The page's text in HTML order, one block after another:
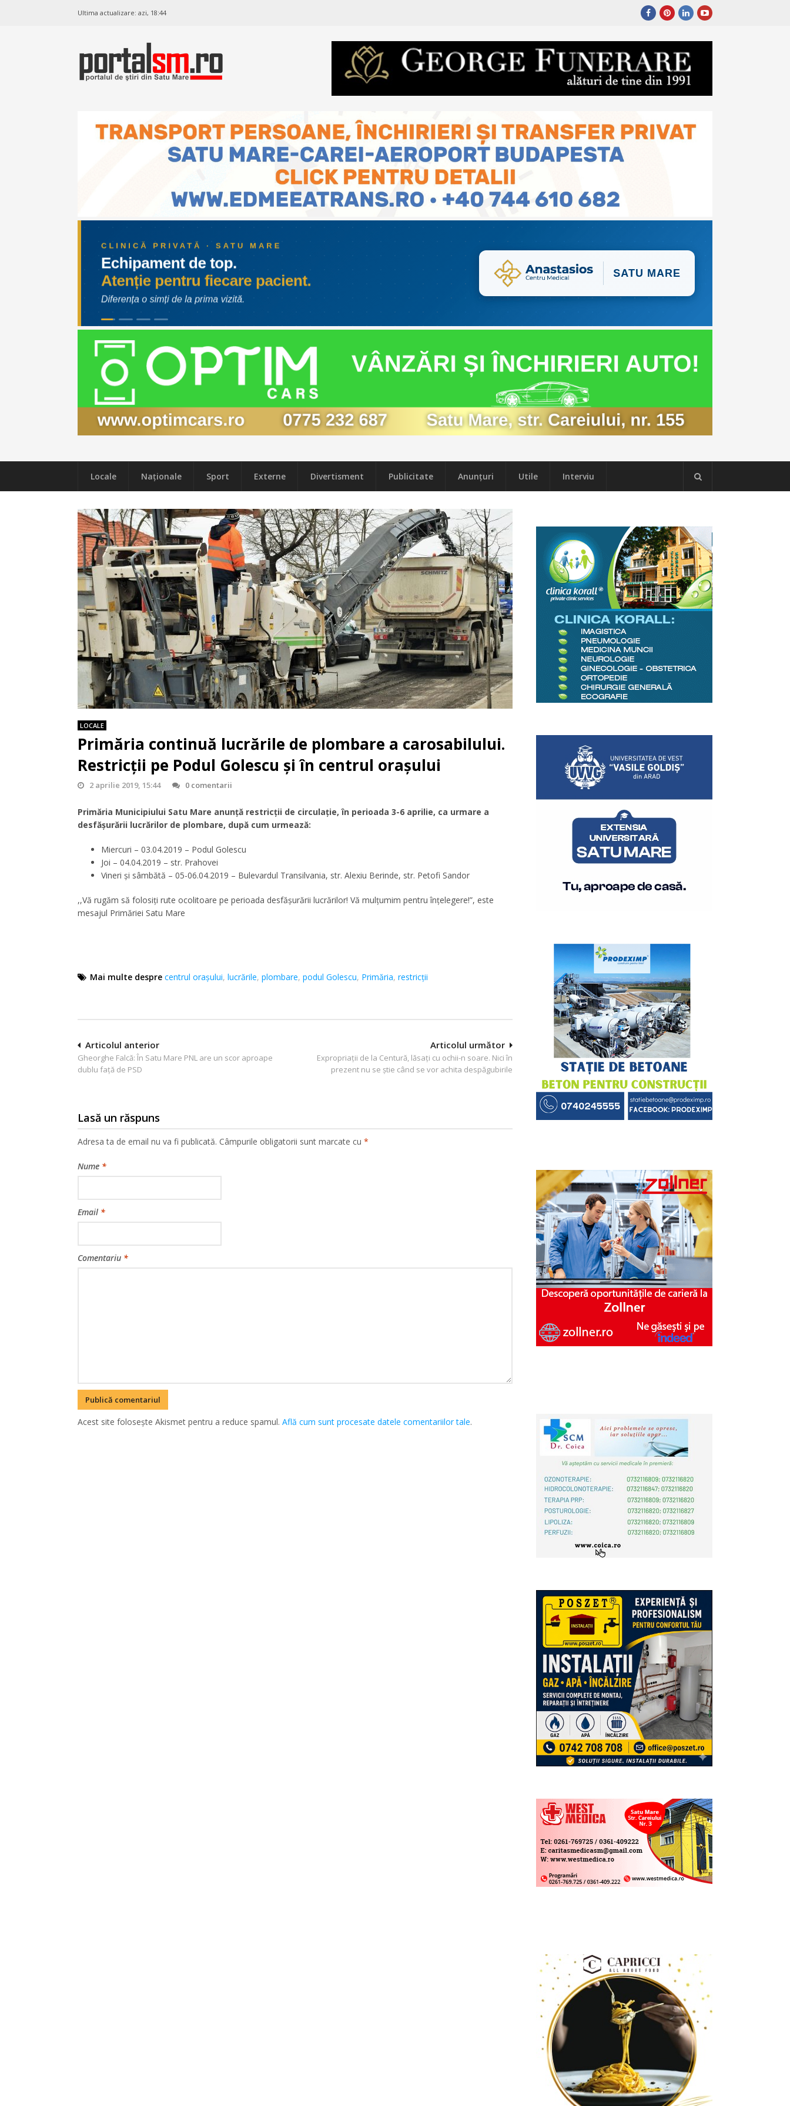
Ultima actualizare: azi, 18:44
Locale Naţionale Sport Externe Divertisment Publicitate Anunțuri Utile Interviu
LOCALE
Primăria continuă lucrările de plombare a carosabilului.
Restricții pe Podul Golescu și în centrul orașului
2 aprilie 2019, 15:44 0 comentarii
Primăria Municipiului Satu Mare anunță restricții de circulație, în perioada 3-6 aprilie, ca urmare a
desfășurării lucrărilor de plombare, după cum urmează:
Miercuri – 03.04.2019 – Podul Golescu
Joi – 04.04.2019 – str. Prahovei
Vineri și sâmbătă – 05-06.04.2019 – Bulevardul Transilvania, str. Alexiu Berinde, str. Petofi Sandor
,,Vă rugăm să folosiţi rute ocolitoare pe perioada desfășurării lucrărilor! Vă mulțumim pentru înțelegere!”, este
mesajul Primăriei Satu Mare
Mai multe despre centrul oraşului, lucrările, plombare, podul Golescu, Primăria, restricţii
Navigare
în
Articolul următor
Expropriații de la Centură, lăsați cu ochii-n soare. Nici în
prezent nu se știe când se vor achita despăgubirile
Articolul anterior
Gheorghe Falcă: În Satu Mare PNL are un scor aproape
dublu faţă de PSD
Lasă un răspuns
Adresa ta de email nu va fi publicată. Câmpurile obligatorii sunt marcate cu *
Nume *
Email *
Comentariu *
Acest site folosește Akismet pentru a reduce spamul. Află cum sunt procesate datele comentariilor tale.